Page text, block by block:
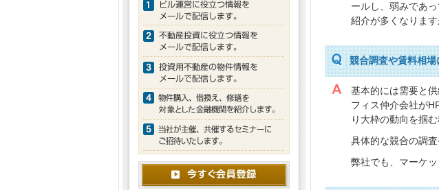
ールし、弱みであ
紹介が多くなりま
競合調査や賃料相
基本的には需要と
フィス仲介会社が
り大枠の動向を掴
具体的な競合の調
弊社でも、マーケ